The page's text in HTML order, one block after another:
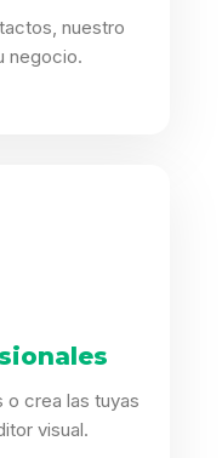
nuestro
negocio.
o crea las tuyas
visual.